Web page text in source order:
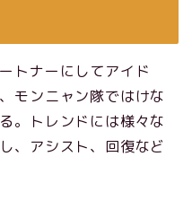
トナーにしてアイド
モンニャン隊ではけな
。トレンドには様々な
、アシスト、回復など